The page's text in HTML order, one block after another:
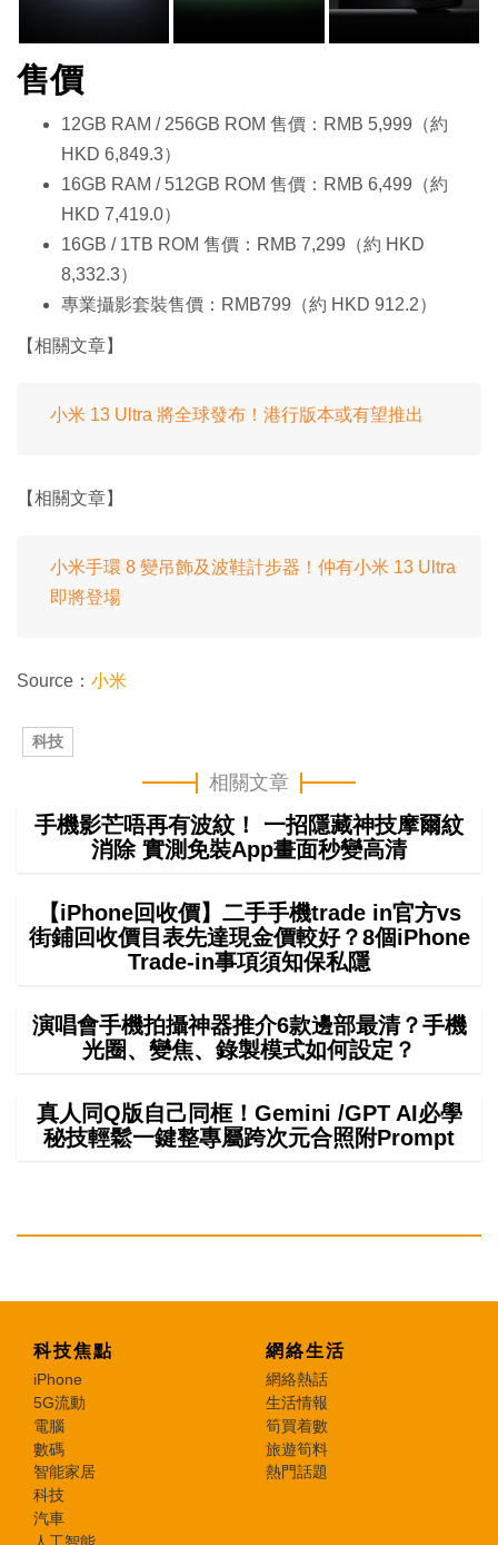
售價
12GB RAM / 256GB ROM 售價：RMB 5,999（約
HKD 6,849.3）
16GB RAM / 512GB ROM 售價：RMB 6,499（約
HKD 7,419.0）
16GB / 1TB ROM 售價：RMB 7,299（約 HKD
8,332.3）
專業攝影套裝售價：RMB799（約 HKD 912.2）
【相關文章】
小米 13 Ultra 將全球發布！港行版本或有望推出
【相關文章】
小米手環 8 變吊飾及波鞋計步器！仲有小米 13 Ultra
即將登場
Source： 小米
科技
相關文章
手機影芒唔再有波紋！ 一招隱藏神技摩爾紋
消除 實測免裝App畫面秒變高清
【iPhone回收價】二手手機trade in官方vs
街鋪回收價目表先達現金價較好？8個iPhone
Trade-in事項須知保私隱
演唱會手機拍攝神器推介6款邊部最清？手機
光圈、變焦、錄製模式如何設定？
真人同Q版自己同框！Gemini /GPT AI必學
秘技輕鬆一鍵整專屬跨次元合照附Prompt
科技焦點
iPhone
5G流動
電腦
數碼
智能家居
科技
汽車
人工智能
網絡生活
網絡熱話
生活情報
筍買着數
旅遊筍料
熱門話題